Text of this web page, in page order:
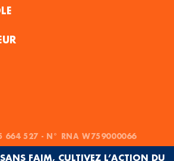
664 527 - N° RNA W759000066
FAIM, CULTIVEZ L’ACTION DU